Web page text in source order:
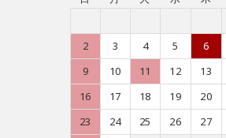
2
3 4 5 6
9
10 11 12 13
16
17 18 19 20
23
24 25 26 27